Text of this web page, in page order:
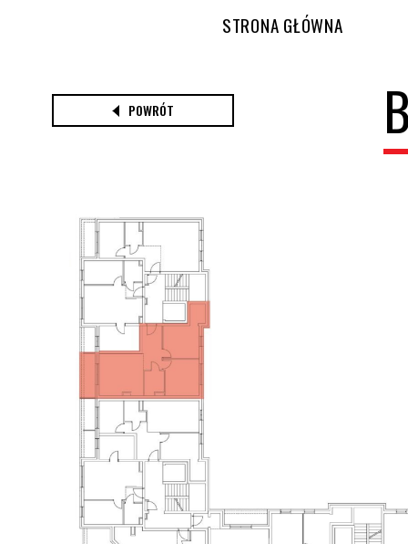
STRONA GŁÓWNA
POWRÓT